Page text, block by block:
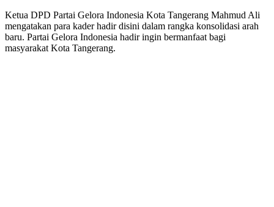
Ketua DPD Partai Gelora Indonesia Kota Tangerang Mahmud Ali
mengatakan para kader hadir disini dalam rangka konsolidasi arah
baru. Partai Gelora Indonesia hadir ingin bermanfaat bagi
masyarakat Kota Tangerang.